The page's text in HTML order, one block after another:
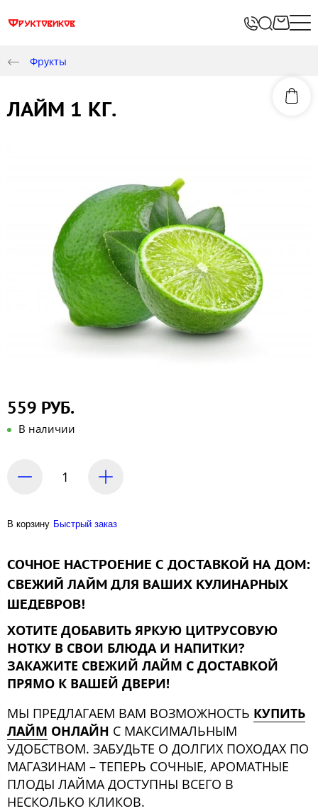
Фрукты
ЛАЙМ 1 КГ.
559 РУБ.
В наличии
В корзину Быстрый заказ
СОЧНОЕ НАСТРОЕНИЕ С ДОСТАВКОЙ НА ДОМ:
СВЕЖИЙ ЛАЙМ ДЛЯ ВАШИХ КУЛИНАРНЫХ
ШЕДЕВРОВ!
ХОТИТЕ ДОБАВИТЬ ЯРКУЮ ЦИТРУСОВУЮ
НОТКУ В СВОИ БЛЮДА И НАПИТКИ?
ЗАКАЖИТЕ СВЕЖИЙ ЛАЙМ С ДОСТАВКОЙ
ПРЯМО К ВАШЕЙ ДВЕРИ!
МЫ ПРЕДЛАГАЕМ ВАМ ВОЗМОЖНОСТЬ КУПИТЬ
ЛАЙМ ОНЛАЙН С МАКСИМАЛЬНЫМ
УДОБСТВОМ. ЗАБУДЬТЕ О ДОЛГИХ ПОХОДАХ ПО
МАГАЗИНАМ – ТЕПЕРЬ СОЧНЫЕ, АРОМАТНЫЕ
ПЛОДЫ ЛАЙМА ДОСТУПНЫ ВСЕГО В
НЕСКОЛЬКО КЛИКОВ.